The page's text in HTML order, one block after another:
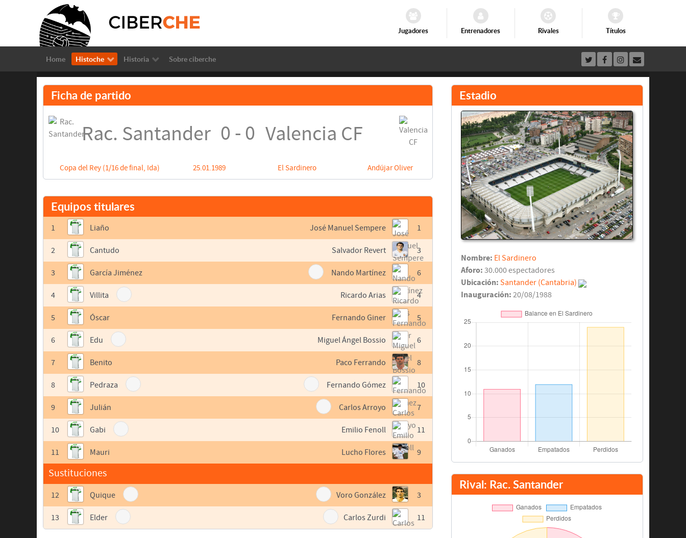
Jugadores Entrenadores Rivales Títulos
Home Histoche Historia Sobre ciberche
Ficha de partido
Rac. Santander 0 - 0 Valencia CF
Copa del Rey (1/16 de final, Ida) 25.01.1989 El Sardinero Andújar Oliver
Equipos titulares
1 Liaño
2 Cantudo
3 García Jiménez
4 Villita
5 Óscar
6 Edu
7 Benito
8 Pedraza
9 Julián
10 Gabi
11 Mauri
Sustituciones
12 Quique
13 Elder
1
José Manuel Sempere
3
Salvador Revert
6
Nando Martínez
4
Ricardo Arias
5
Fernando Giner
6
Miguel Ángel Bossio
8
Paco Ferrando
10
Fernando Gómez
7
Carlos Arroyo
11
Emilio Fenoll
9
Lucho Flores
3
Voro González
11
Carlos Zurdi
Estadio
Nombre: El Sardinero
Aforo: 30.000 espectadores
Ubicación: Santander (Cantabria)
Inauguración: 20/08/1988
Rival: Rac. Santander